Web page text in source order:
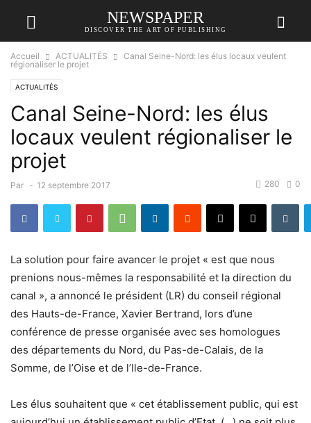
NEWSPAPER
DISCOVER THE ART OF PUBLISHING
Accueil ACTUALITÉS
Canal Seine-Nord: les élus locaux veulent
régionaliser le projet
ACTUALITÉS
Canal Seine-Nord: les élus
locaux veulent régionaliser le
projet
Par - 12 septembre 2017 0
280
La solution pour faire avancer le projet « est que nous
prenions nous-mêmes la responsabilité et la direction du
canal », a annoncé le président (LR) du conseil régional
des Hauts-de-France, Xavier Bertrand, lors d’une
conférence de presse organisée avec ses homologues
des départements du Nord, du Pas-de-Calais, de la
Somme, de l’Oise et de l’Ile-de-France.
Les élus souhaitent que « cet établissement public, qui est